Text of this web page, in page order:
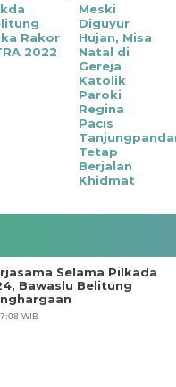
Rakor
2022
Meski
Diguyur
Hujan, Misa
Natal di
Gereja
Katolik
Paroki
Regina
Pacis
Tetap
Berjalan
Khidmat
Selama Pilkada
Bawaslu Belitung
WIB